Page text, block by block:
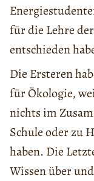
für die Lehre
entschieden
Die Ersteren
für Ökologie,
nichts im
Schule oder zu
haben. Die
Wissen über